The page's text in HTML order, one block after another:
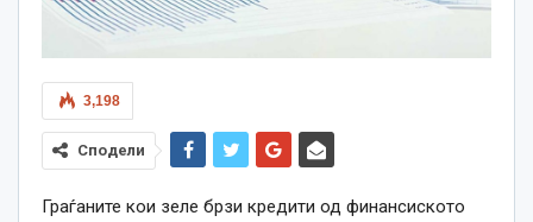
3,198
Сподели
Граѓаните кои зеле брзи кредити од финансиското